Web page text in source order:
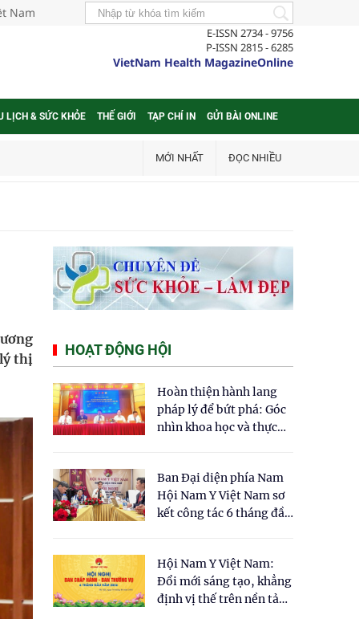
Nam
E-ISSN 2734 - 9756
P-ISSN 2815 - 6285
VietNam Health MagazineOnline
LỊCH & SỨC KHỎE THẾ GIỚI TẠP CHÍ IN GỬI BÀI ONLINE
MỚI NHẤT ĐỌC NHIỀU
thị
HOẠT ĐỘNG HỘI
Hoàn thiện hành lang
pháp lý để bứt phá: Góc
nhìn khoa học và thực
cho Luật Y dược cổ
truyền Việt Nam"
Ban Đại diện phía Nam
Hội Nam Y Việt Nam sơ
kết công tác 6 tháng đầu
Hội Nam Y Việt Nam:
Đổi mới sáng tạo, khẳng
định vị thế trên nền tảng